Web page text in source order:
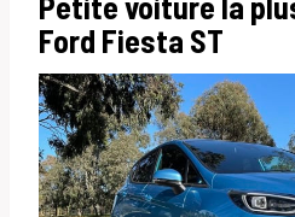
Ford Fiesta ST